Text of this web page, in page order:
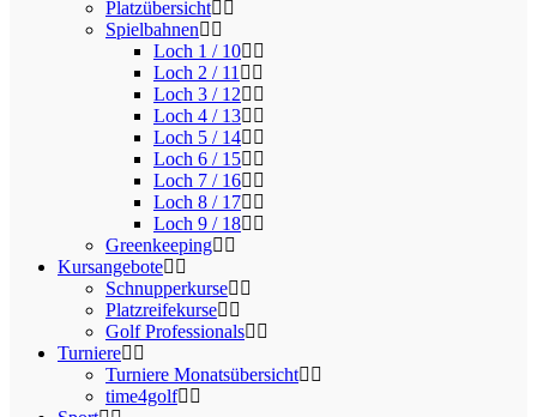
Platzübersicht
Spielbahnen
Loch 1 / 10
Loch 2 / 11
Loch 3 / 12
Loch 4 / 13
Loch 5 / 14
Loch 6 / 15
Loch 7 / 16
Loch 8 / 17
Loch 9 / 18
Greenkeeping
Kursangebote
Schnupperkurse
Platzreifekurse
Golf Professionals
Turniere
Turniere Monatsübersicht
time4golf